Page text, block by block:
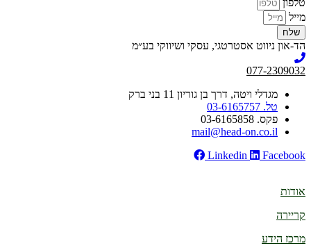
טלפון
מייל
שלח
הד-און ניווט אסטרטגי, עסקי ושיווקי בע״מ
077-2309032
מגדלי ויטה, דרך בן גוריון 11 בני ברק
טל. 03-6165757
פקס. 03-6165858
mail@head-on.co.il
Linkedin
Facebook
אודות
קריירה
מרכז הידע